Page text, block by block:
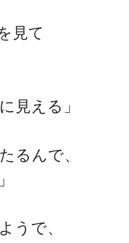
見て
見える」
るんで、
うで、